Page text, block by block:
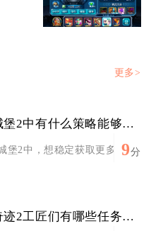
更多>
地下城堡2中有什么策略能够帮助我获得更多钻石
堡2中，想稳定获取更多钻石
9分
全民奇迹2工匠们有哪些任务待完成